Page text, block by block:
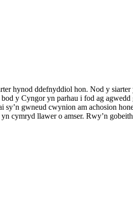
hynod ddefnyddiol hon. Nod y
y Cyngor yn parhau i fod ag
gwneud cwynion am achosion
cymryd llawer o amser. Rwy’n